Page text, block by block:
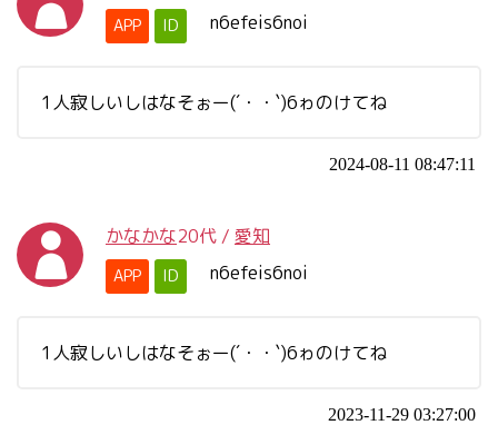
APP ID n6efeis6noi
1人寂しいしはなそぉー(´・・`)6ゎのけてね
2024-08-11 08:47:11
かなかな20代 / 愛知
APP ID n6efeis6noi
1人寂しいしはなそぉー(´・・`)6ゎのけてね
2023-11-29 03:27:00